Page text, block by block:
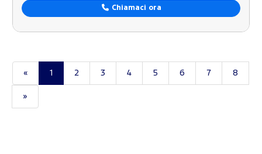
Chiamaci ora
« 1 2 3 4 5 6 7 8
»